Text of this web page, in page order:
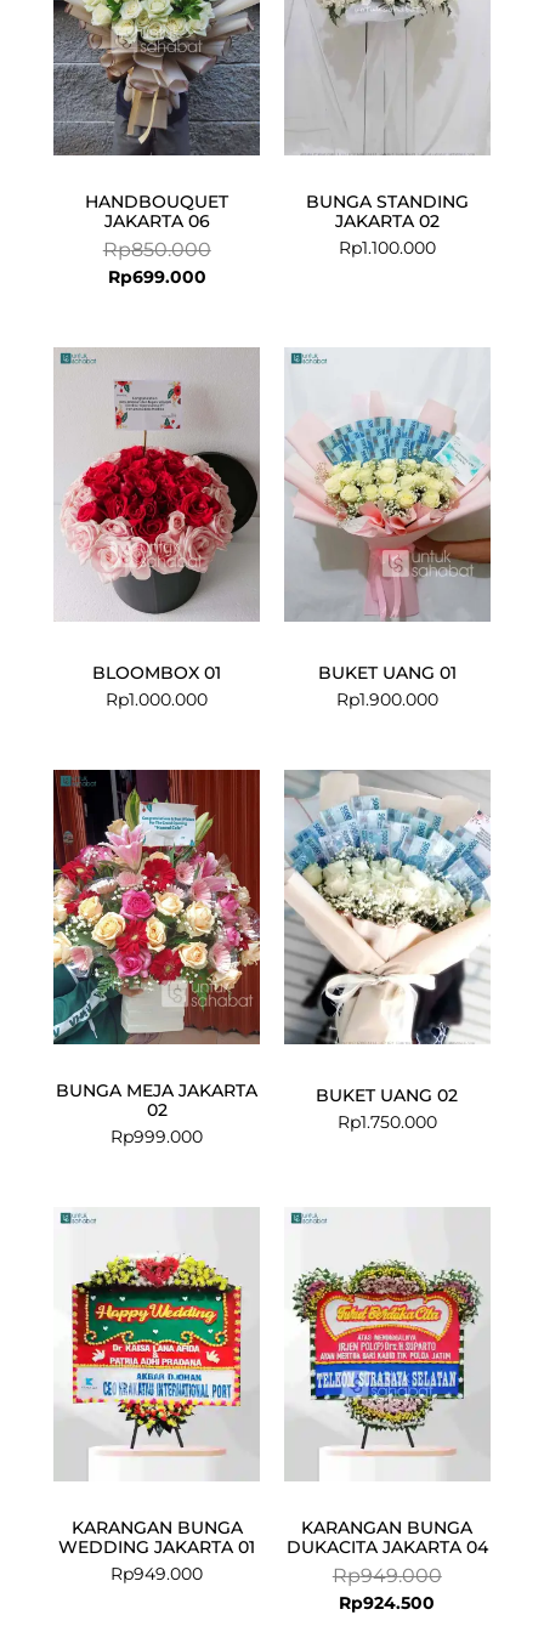
HANDBOUQUET
JAKARTA 06
Rp850.000
Rp699.000
BUNGA STANDING
JAKARTA 02
Rp1.100.000
BLOOMBOX 01
Rp1.000.000
BUKET UANG 01
Rp1.900.000
BUNGA MEJA JAKARTA
02
Rp999.000
BUKET UANG 02
Rp1.750.000
KARANGAN BUNGA
WEDDING JAKARTA 01
Rp949.000
KARANGAN BUNGA
DUKACITA JAKARTA 04
Rp949.000
was:
Rp949.000.
Rp924.500
is:
Rp924.500.